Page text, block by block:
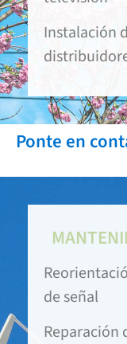
Instalación
Ponte en
de señal
Reparación